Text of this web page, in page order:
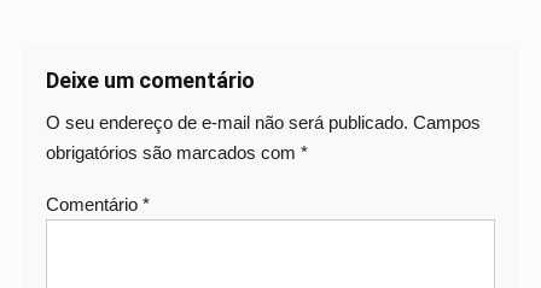
Deixe um comentário
O seu endereço de e-mail não será publicado. Campos
obrigatórios são marcados com *
Comentário *